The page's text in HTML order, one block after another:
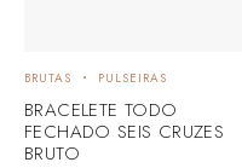
BRUTAS PULSEIRAS
BRACELETE TODO
FECHADO SEIS CRUZES
BRUTO